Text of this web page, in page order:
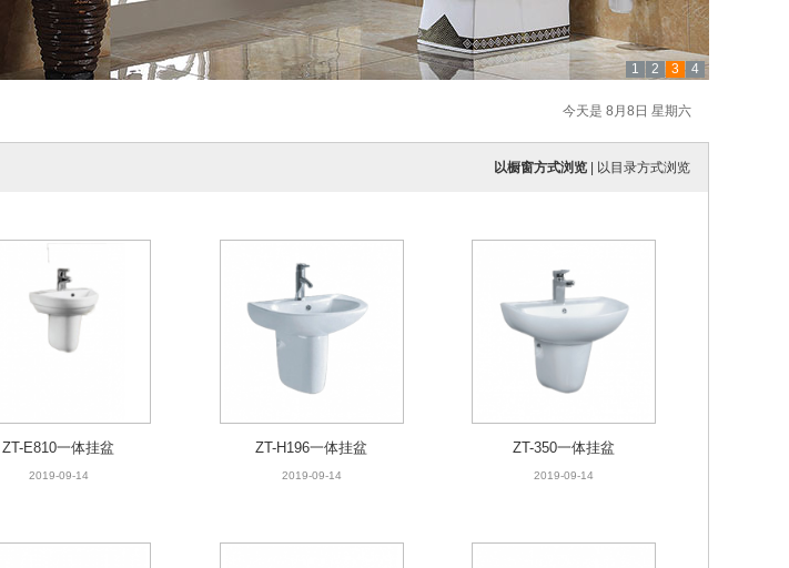
1 2 3 4
今天是 8月8日 星期六
以橱窗方式浏览 以目录方式浏览
ZT-E810一体挂盆
2019-09-14
ZT-H196一体挂盆
2019-09-14
ZT-350一体挂盆
2019-09-14